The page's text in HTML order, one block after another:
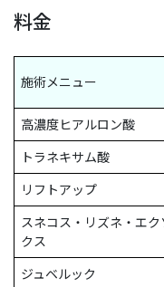
料金
施術メニュー
高濃度ヒアルロン酸
トラネキサム酸
リフトアップ
スネコス・リズネ・エ
クス
ジュベルック